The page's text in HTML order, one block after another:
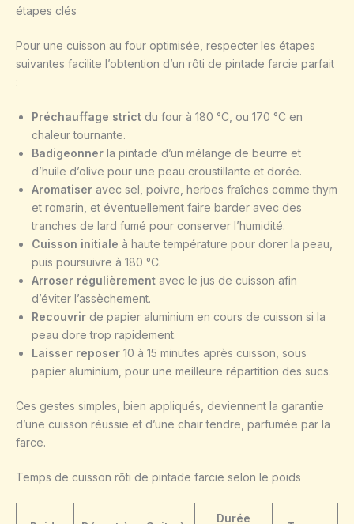
étapes clés
Pour une cuisson au four optimisée, respecter les étapes
suivantes facilite l’obtention d’un rôti de pintade farcie parfait
:
Préchauffage strict du four à 180 °C, ou 170 °C en
chaleur tournante.
Badigeonner la pintade d’un mélange de beurre et
d’huile d’olive pour une peau croustillante et dorée.
Aromatiser avec sel, poivre, herbes fraîches comme thym
et romarin, et éventuellement faire barder avec des
tranches de lard fumé pour conserver l’humidité.
Cuisson initiale à haute température pour dorer la peau,
puis poursuivre à 180 °C.
Arroser régulièrement avec le jus de cuisson afin
d’éviter l’assèchement.
Recouvrir de papier aluminium en cours de cuisson si la
peau dore trop rapidement.
Laisser reposer 10 à 15 minutes après cuisson, sous
papier aluminium, pour une meilleure répartition des sucs.
Ces gestes simples, bien appliqués, deviennent la garantie
d’une cuisson réussie et d’une chair tendre, parfumée par la
farce.
Temps de cuisson rôti de pintade farcie selon le poids
Durée